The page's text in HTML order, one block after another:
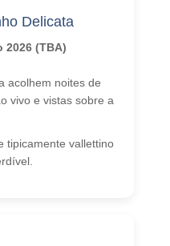
Delicata
2026 (TBA)
acolhem noites de
vivo e vistas sobre a
tipicamente vallettino